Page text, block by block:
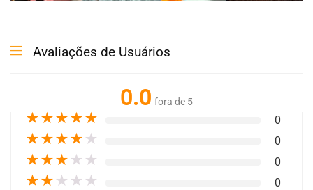
Avaliações de Usuários
0.0 fora de 5
★★★★★ 0
★★★★ ★ 0
★★★ ★ ★ 0
★★ ★ ★ ★ 0